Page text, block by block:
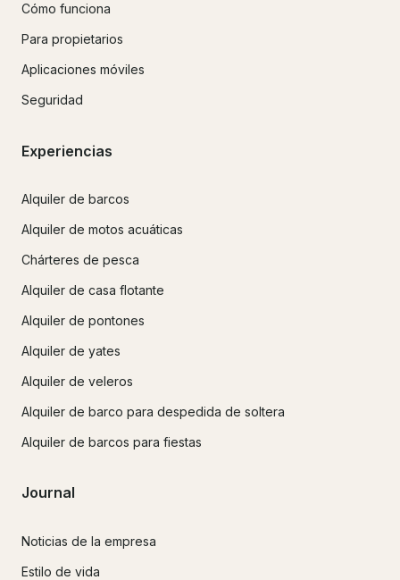
Cómo funciona
Para propietarios
Aplicaciones móviles
Seguridad
Experiencias
Alquiler de barcos
Alquiler de motos acuáticas
Chárteres de pesca
Alquiler de casa flotante
Alquiler de pontones
Alquiler de yates
Alquiler de veleros
Alquiler de barco para despedida de soltera
Alquiler de barcos para fiestas
Journal
Noticias de la empresa
Estilo de vida